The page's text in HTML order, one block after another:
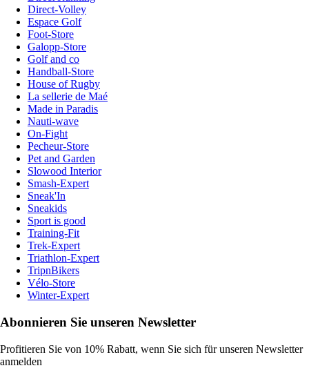
Direct-Volley
Espace Golf
Foot-Store
Galopp-Store
Golf and co
Handball-Store
House of Rugby
La sellerie de Maé
Made in Paradis
Nauti-wave
On-Fight
Pecheur-Store
Pet and Garden
Slowood Interior
Smash-Expert
Sneak'In
Sneakids
Sport is good
Training-Fit
Trek-Expert
Triathlon-Expert
TripnBikers
Vélo-Store
Winter-Expert
Abonnieren Sie unseren Newsletter
Profitieren Sie von 10% Rabatt, wenn Sie sich für unseren Newsletter
anmelden